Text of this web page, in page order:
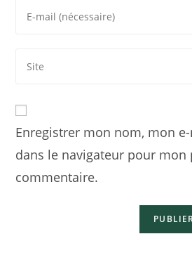
Enregistrer mon nom, mon
dans le navigateur pour mon
commentaire.